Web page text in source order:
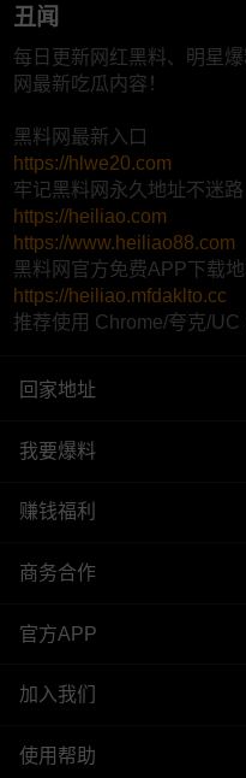
丑闻
每日更新网红黑料、明星
网最新吃瓜内容！
黑料网最新入口
https://hlwe20.com
牢记黑料网永久地址不迷路
https://heiliao.com
https://www.heiliao88.com
黑料网官方免费APP下载
https://heiliao.mfdaklto.cc
推荐使用 Chrome/夸克/UC
回家地址
我要爆料
赚钱福利
商务合作
官方APP
加入我们
使用帮助